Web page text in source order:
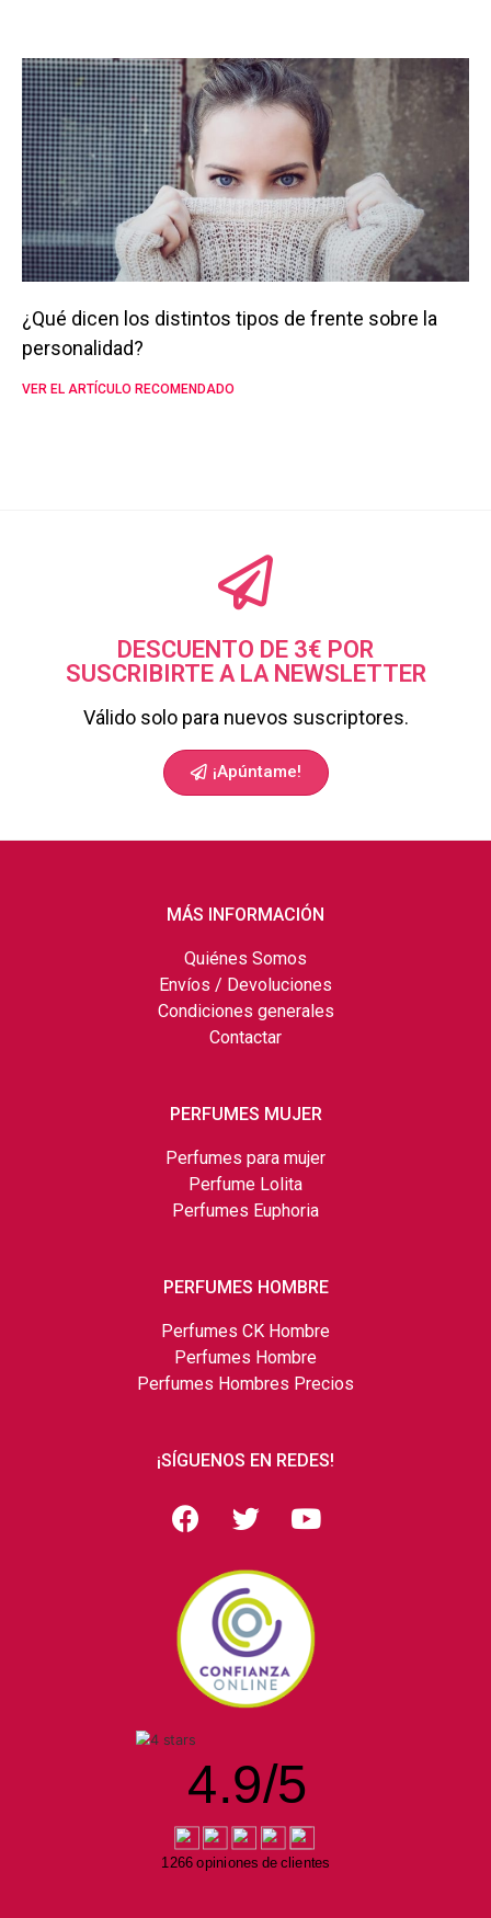
¿Qué dicen los distintos tipos de frente sobre la
personalidad?
VER EL ARTÍCULO RECOMENDADO
DESCUENTO DE 3€ POR
SUSCRIBIRTE A LA NEWSLETTER
Válido solo para nuevos suscriptores.
¡Apúntame!
MÁS INFORMACIÓN
Quiénes Somos
Envíos / Devoluciones
Condiciones generales
Contactar
PERFUMES MUJER
Perfumes para mujer
Perfume Lolita
Perfumes Euphoria
PERFUMES HOMBRE
Perfumes CK Hombre
Perfumes Hombre
Perfumes Hombres Precios
¡SÍGUENOS EN REDES!
4.9/5
1266 opiniones de clientes